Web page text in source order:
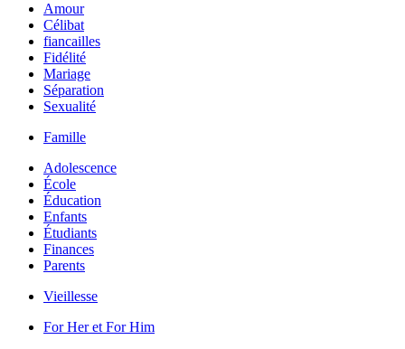
Amour
Célibat
fiancailles
Fidélité
Mariage
Séparation
Sexualité
Famille
Adolescence
École
Éducation
Enfants
Étudiants
Finances
Parents
Vieillesse
For Her et For Him